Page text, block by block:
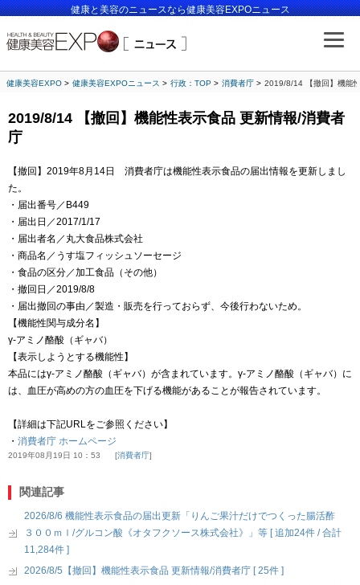
健康と美容のニュースなら健康美容EXPOニュース
健康美容EXPO 健康美容EXPOニュース 行政：TOP 消費者庁 2019/8/14 【撤回】機能
2019/8/14 【撤回】機能性表示食品 更新情報/消費者
庁
【撤回】2019年8月14日 消費者庁は機能性表示食品の届出情報を更新しまし
た。
・届出番号／B449
・届出日／2017/1/17
・届出者名／丸大食品株式会社
・商品名／うす塩フィッシュソーセージ
・食品の区分／加工食品（その他）
・撤回日／2019/8/8
・届出撤回の事由／製造・販売を行っておらず、今後行わないため。
【機能性関与成分名】
γ-アミノ酪酸（ギャバ）
【表示しようとする機能性】
本品にはγ-アミノ酪酸（ギャバ）が含まれています。γ-アミノ酪酸（ギャバ）に
は、血圧が高めの方の血圧を下げる機能があることが報告されています。
【詳細は下記URLをご参照ください】
・ 消費者庁 ホームページ
2019年08月19日 10：53 消費者庁
関連記事
2026/8/6 機能性表示食品の届出更新「りんご果汁だけでつくった腸活酢
３００ｍｌ/グルコン酸《オタフクソース株式会社》」等 [ 追加24件 / 合計
11,284件 ]
2026/8/5【撤回】機能性表示食品 更新情報/消費者庁 [ 25件 ]